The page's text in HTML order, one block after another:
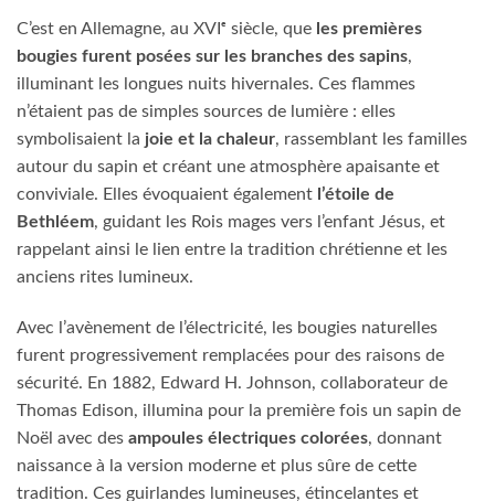
C’est en Allemagne, au XVIᵉ siècle, que les premières
bougies furent posées sur les branches des sapins,
illuminant les longues nuits hivernales. Ces flammes
n’étaient pas de simples sources de lumière : elles
symbolisaient la joie et la chaleur, rassemblant les familles
autour du sapin et créant une atmosphère apaisante et
conviviale. Elles évoquaient également l’étoile de
Bethléem, guidant les Rois mages vers l’enfant Jésus, et
rappelant ainsi le lien entre la tradition chrétienne et les
anciens rites lumineux.
Avec l’avènement de l’électricité, les bougies naturelles
furent progressivement remplacées pour des raisons de
sécurité. En 1882, Edward H. Johnson, collaborateur de
Thomas Edison, illumina pour la première fois un sapin de
Noël avec des ampoules électriques colorées, donnant
naissance à la version moderne et plus sûre de cette
tradition. Ces guirlandes lumineuses, étincelantes et